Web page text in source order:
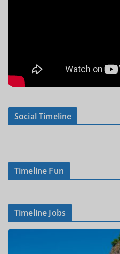
Social Timeline
Timeline Fun
Timeline Jobs